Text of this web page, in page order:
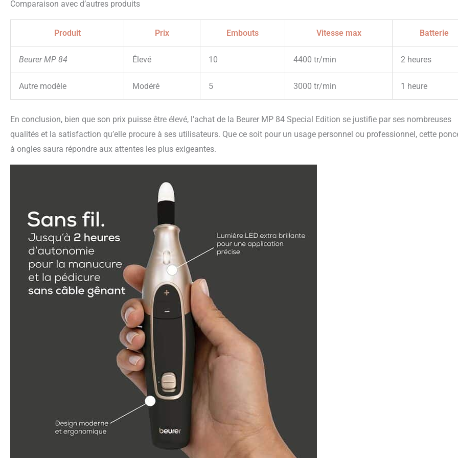
Comparaison avec d’autres produits
Produit Prix Embouts Vitesse max Batterie
Beurer MP 84 Élevé 10 4400 tr/min 2 heures
Autre modèle Modéré 5 3000 tr/min 1 heure
En conclusion, bien que son prix puisse être élevé, l’achat de la Beurer MP 84 Special Edition se justifie par ses nombreuses
qualités et la satisfaction qu’elle procure à ses utilisateurs. Que ce soit pour un usage personnel ou professionnel, cette
à ongles saura répondre aux attentes les plus exigeantes.